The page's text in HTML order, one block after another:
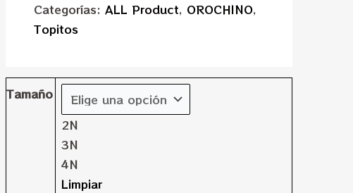
Categorías: ALL Product, OROCHINO,
Topitos
Tamaño
2N
3N
4N
Limpiar